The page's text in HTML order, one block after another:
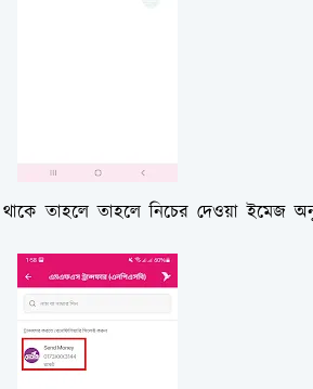
তাহলে তাহলে নিচের দেওয়া ইমেজ